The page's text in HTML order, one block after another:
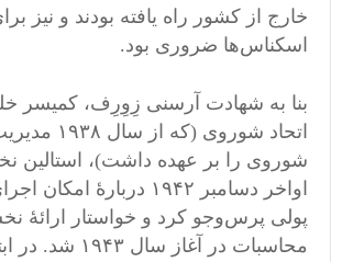
خارج از کشور راه یافته بودند و نیز
اسکناس‌ها ضروری بود.
بنا به شهادت آرسنی زِوِرِف، کمیسر
اتحاد شوروی
شوروی را بر عهده داشت)، استالین
اواخر دسامبر ۱۹۴۲ دربارۀ
پولی پرس‌وجو کرد و خواستار ارائۀ
محاسبات در آغاز